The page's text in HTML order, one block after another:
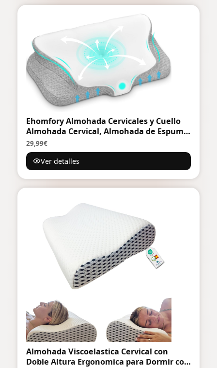
Ehomfory Almohada Cervicales y Cuello
Almohada Cervical, Almohada de Espuma
de Memoria Contorneada, Almohada
Ergonómica de Soporte para Dormir de
Lado, Espalda y Boca Abajo, 62x41x9/12
cm
29,99€
Ver detalles
Almohada Viscoelastica Cervical con
Doble Altura Ergonomica para Dormir con